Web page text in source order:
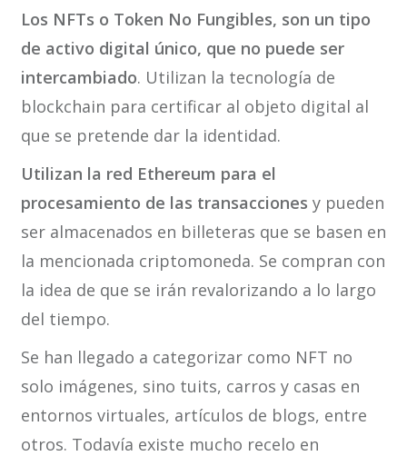
Los NFTs o Token No Fungibles, son un tipo
de activo digital único, que no puede ser
intercambiado. Utilizan la tecnología de
blockchain para certificar al objeto digital al
que se pretende dar la identidad.
Utilizan la red Ethereum para el
procesamiento de las transacciones y pueden
ser almacenados en billeteras que se basen en
la mencionada criptomoneda. Se compran con
la idea de que se irán revalorizando a lo largo
del tiempo.
Se han llegado a categorizar como NFT no
solo imágenes, sino tuits, carros y casas en
entornos virtuales, artículos de blogs, entre
otros. Todavía existe mucho recelo en